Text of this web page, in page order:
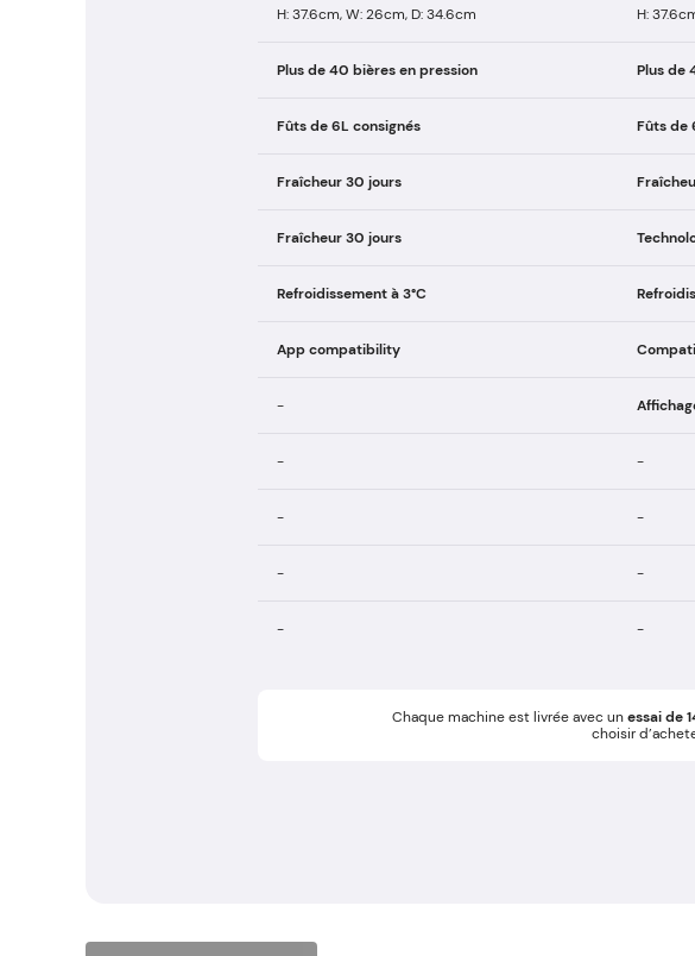
H: 37.6cm, W: 26cm, D: 34.6cm H:
Plus de 40 bières en pression Plus de
Fûts de 6L consignés Fûts de
Fraîcheur 30 jours
Fraîcheur 30 jours
Refroidissement à 3°C
App compatibility
-
- -
- -
- -
- -
Chaque machine est livrée avec unessai de
choisir